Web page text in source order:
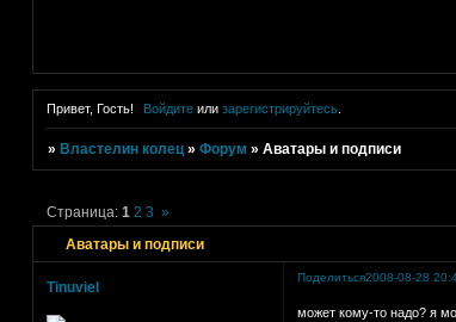
Привет, Гость! Войдите илизарегистрируйтесь
» Властелин колец » Форум » Аватары и подписи
Аватары и подписи
Страница: 1 2 3 »
Поделиться2008-08-28
Tinuviel
может кому-то надо? я